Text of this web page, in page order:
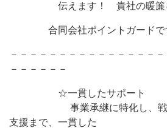
伝えます！ 貴社の暖簾を
合同会社ポイントガードで
－－－－－－－－－－－－－－－
－－－－－－
☆一貫したサポート
事業承継に特化し、戦略
支援まで、一貫した